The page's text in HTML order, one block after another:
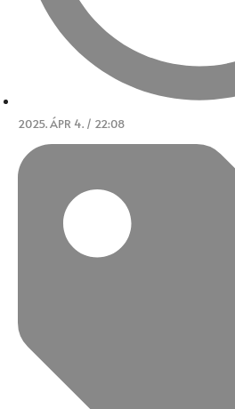
2025. ÁPR 4. / 22:08